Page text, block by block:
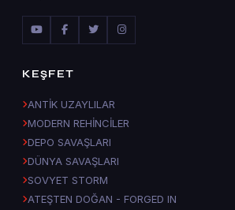
KEŞFET
ANTİK UZAYLILAR
MODERN REHİNCİLER
DEPO SAVAŞLARI
DÜNYA SAVAŞLARI
SOVYET STORM
ATEŞTEN DOĞAN - FORGED IN